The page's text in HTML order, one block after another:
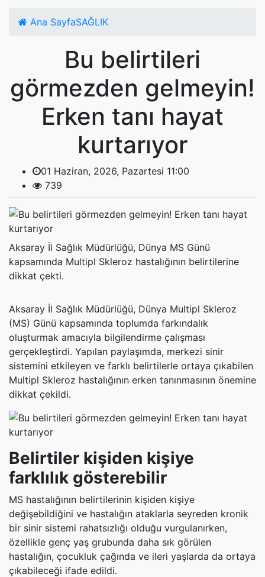
Ana SayfaSAĞLIK
Bu belirtileri
görmezden gelmeyin!
Erken tanı hayat
kurtarıyor
01 Haziran, 2026, Pazartesi 11:00
739
Aksaray İl Sağlık Müdürlüğü, Dünya MS Günü
kapsamında Multipl Skleroz hastalığının belirtilerine
dikkat çekti.
Aksaray İl Sağlık Müdürlüğü, Dünya Multipl Skleroz
(MS) Günü kapsamında toplumda farkındalık
oluşturmak amacıyla bilgilendirme çalışması
gerçekleştirdi. Yapılan paylaşımda, merkezi sinir
sistemini etkileyen ve farklı belirtilerle ortaya çıkabilen
Multipl Skleroz hastalığının erken tanınmasının önemine
dikkat çekildi.
Belirtiler kişiden kişiye
farklılık gösterebilir
MS hastalığının belirtilerinin kişiden kişiye
değişebildiğini ve hastalığın ataklarla seyreden kronik
bir sinir sistemi rahatsızlığı olduğu vurgulanırken,
özellikle genç yaş grubunda daha sık görülen
hastalığın, çocukluk çağında ve ileri yaşlarda da ortaya
çıkabileceği ifade edildi.